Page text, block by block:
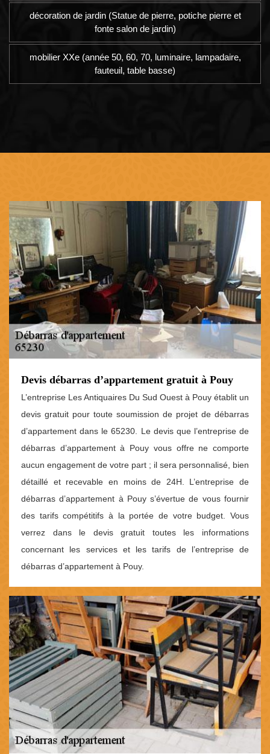
décoration de jardin (Statue de pierre, potiche pierre et
fonte salon de jardin)
mobilier XXe (année 50, 60, 70, luminaire, lampadaire,
fauteuil, table basse)
Devis débarras d’appartement gratuit à Pouy
L’entreprise Les Antiquaires Du Sud Ouest à Pouy établit un
devis gratuit pour toute soumission de projet de débarras
d’appartement dans le 65230. Le devis que l’entreprise de
débarras d’appartement à Pouy vous offre ne comporte
aucun engagement de votre part ; il sera personnalisé, bien
détaillé et recevable en moins de 24H. L’entreprise de
débarras d’appartement à Pouy s’évertue de vous fournir
des tarifs compétitifs à la portée de votre budget. Vous
verrez dans le devis gratuit toutes les informations
concernant les services et les tarifs de l’entreprise de
débarras d’appartement à Pouy.